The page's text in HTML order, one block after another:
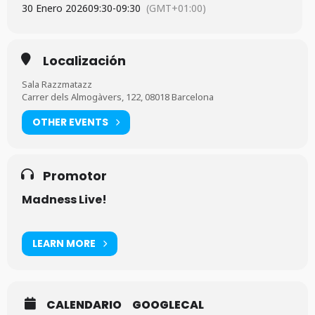
30 Enero 202609:30-09:30 (GMT+01:00)
Localización
Sala Razzmatazz
Carrer dels Almogàvers, 122, 08018 Barcelona
OTHER EVENTS
Promotor
Madness Live!
LEARN MORE
CALENDARIO GOOGLECAL